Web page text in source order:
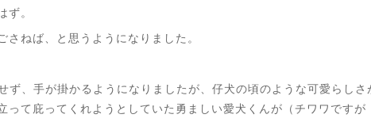
ず。
さねば、と思うようになりました。
ず、手が掛かるようになりましたが、仔犬の頃のような可愛らし
って庇ってくれようとしていた勇ましい愛犬くんが（チワワです